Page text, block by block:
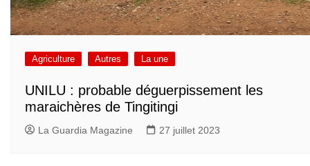
Agriculture Autres La une
UNILU : probable déguerpissement les
maraichères de Tingitingi
La Guardia Magazine 27 juillet 2023